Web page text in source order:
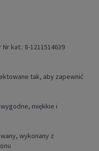
Nr kat.: 8-1211514639
tak, aby zapewnić
miękkie i
wykonany z